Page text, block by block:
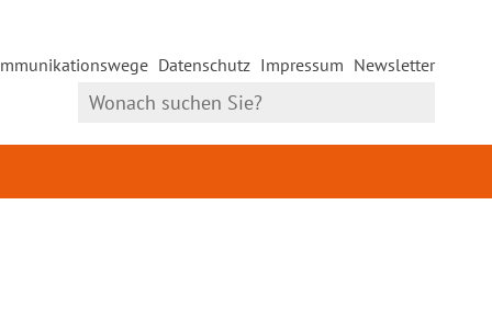
Datenschutz Impressum Newsletter